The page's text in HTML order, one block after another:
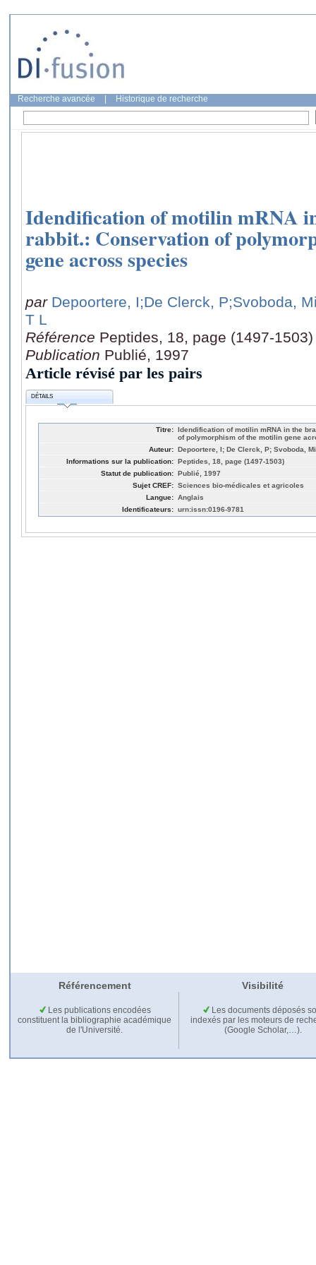
Recherche avancée Historique de recherche
Idendification of motilin mRNA
rabbit.: Conservation of
gene across species
par Depoortere, I;De Clerck, P;Svoboda,
T L
Référence Peptides, 18, page (1497-1503)
Publication Publié, 1997
Article révisé par les pairs
DÉTAILS
Titre: Idendification of motilin mRNA in the
of polymorphism of the motilin gene
Auteur: Depoortere, I; De Clerck, P; Svoboda,
Informations sur la publication: Peptides, 18, page (1497-1503)
Statut de publication: Publié, 1997
Sujet CREF: Sciences bio-médicales et agricoles
Langue: Anglais
Identificateurs: urn:issn:0196-9781
Référencement Visibilité
Les publications encodées
constituent la bibliographie académique
de l'Université.
Les documents déposés
indexés par les moteurs de
(Google Scholar,…).